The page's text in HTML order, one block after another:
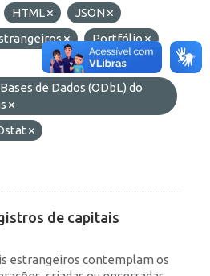
HTML
JSON
Portfólio
de Dados (ODbL) do
de capitais
estrangeiros contemplam os